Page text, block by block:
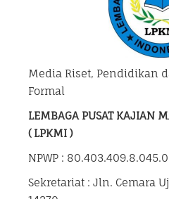
Media Riset, Pendidikan
Formal
LEMBAGA PUSAT KAJIAN
( LPKMI )
NPWP :
Sekretariat : Jln. Cemara